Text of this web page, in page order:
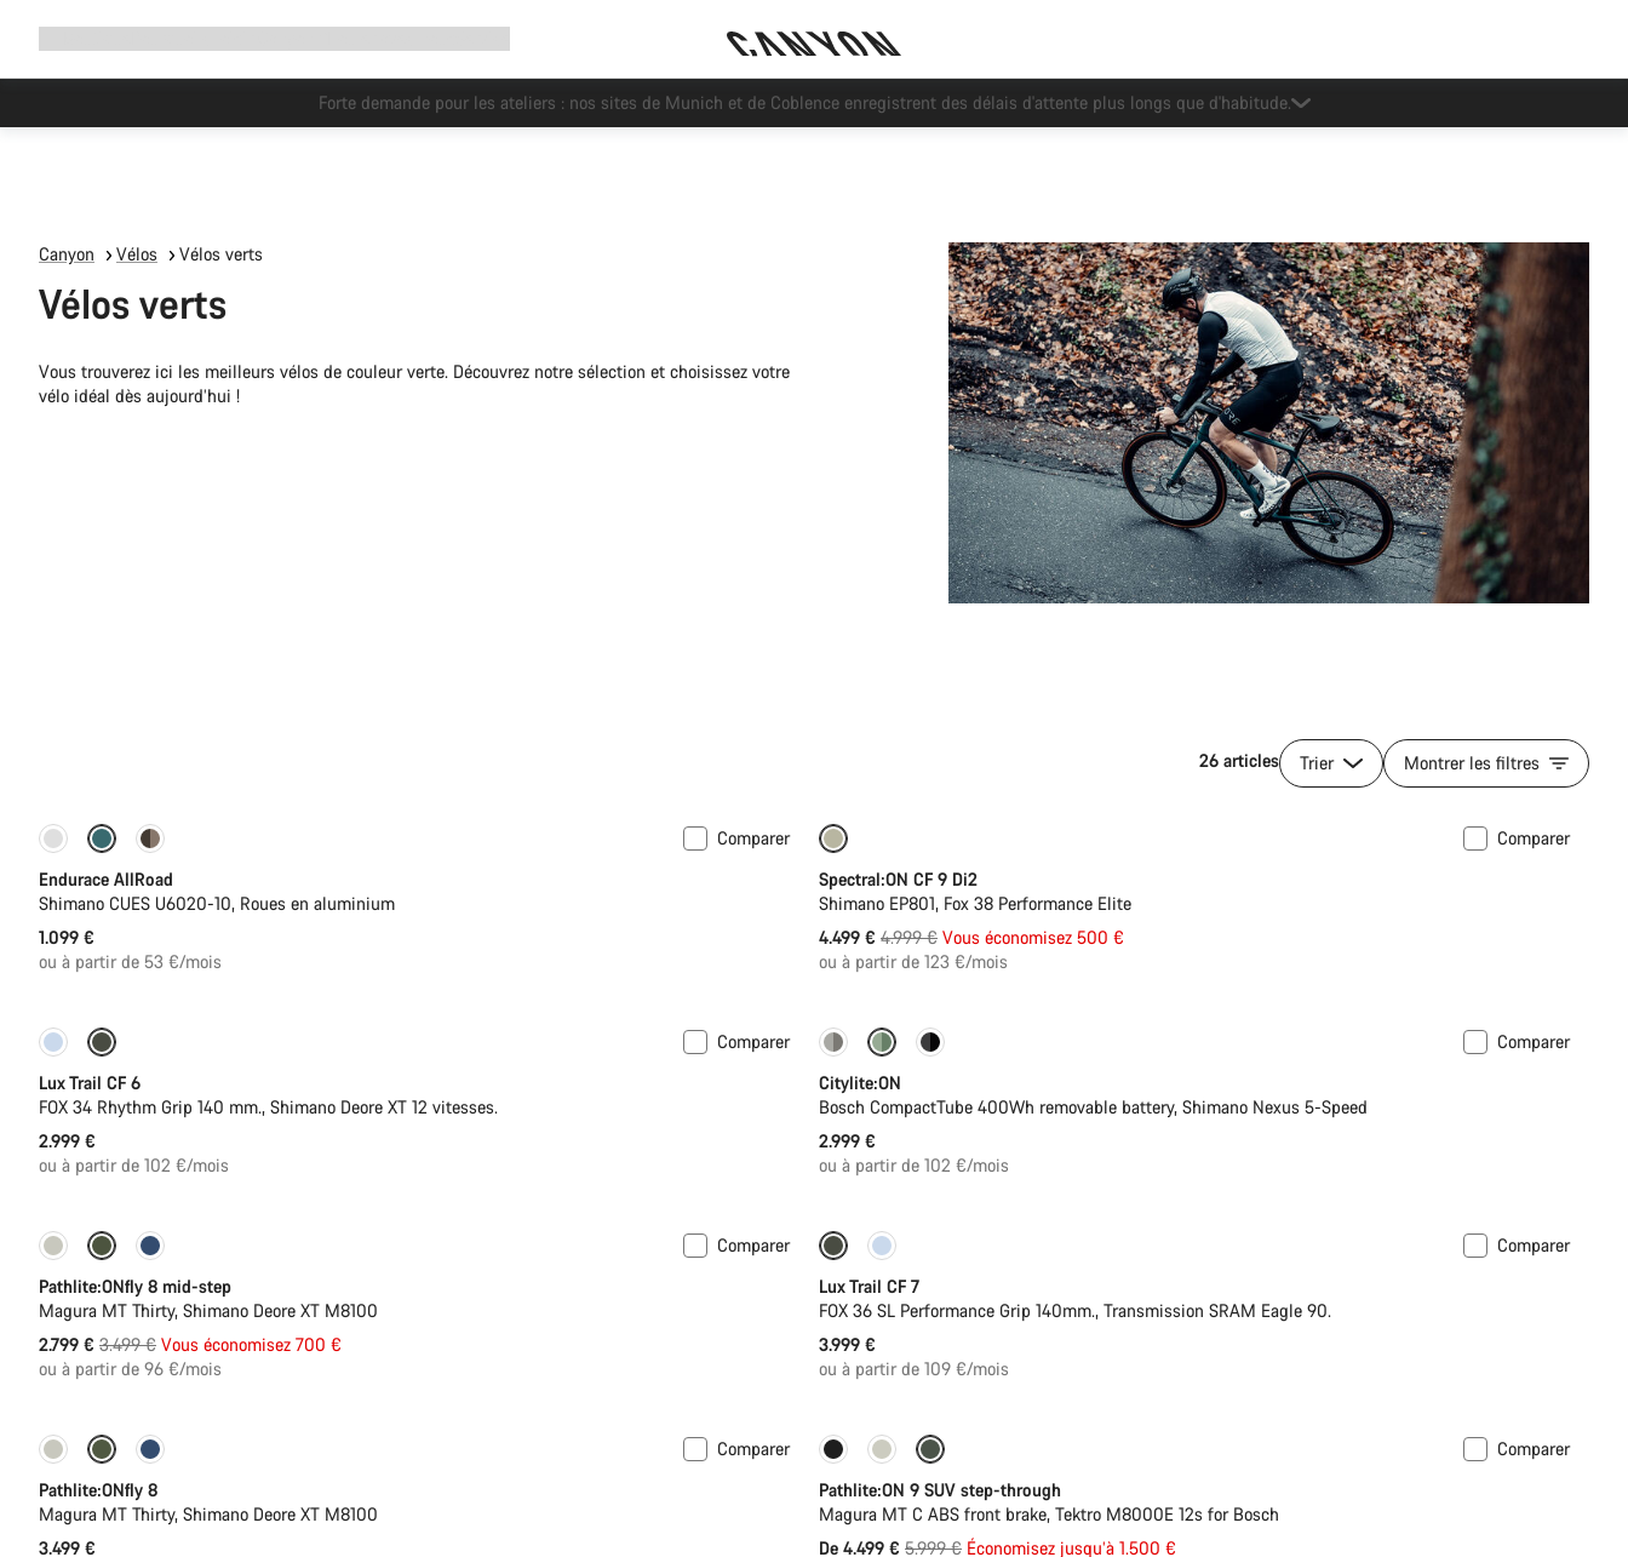
navigation
Vous pouvez désormais payer votre vélo Canyon en plusieurs mensualités avec Oney.
Canyon Vélos Vélos verts
Vélos verts
Vous trouverez ici les meilleurs vélos de couleur verte. Découvrez notre sélection et choisissez votre
vélo idéal dès aujourd’hui !
26 articles Trier Montrer les filtres
Entrée de gamme
Comparer
Endurace AllRoad
Shimano CUES U6020-10, Roues en aluminium
1.099 €
ou à partir de 53 €/mois
Comparer
Spectral:ON CF 9 Di2
Shimano EP801, Fox 38 Performance Elite
4.499 € Prix
4.999 € Vous économisez 500 €
ou à partir de 123 €/mois
Nouveau
Comparer
Lux Trail CF 6
FOX 34 Rhythm Grip 140 mm., Shimano Deore XT 12 vitesses.
2.999 €
ou à partir de 102 €/mois
Performance Line
Comparer
Citylite:ON
Bosch CompactTube 400Wh removable battery, Shimano Nexus 5-Speed
2.999 €
ou à partir de 102 €/mois
-20%
Comparer
Pathlite:ONfly 8 mid-step
Magura MT Thirty, Shimano Deore XT M8100
2.799 € Prix
3.499 € Vous économisez 700 €
ou à partir de 96 €/mois
Nouveau
Comparer
Lux Trail CF 7
FOX 36 SL Performance Grip 140mm., Transmission SRAM Eagle 90.
3.999 €
ou à partir de 109 €/mois
Comparer
Pathlite:ONfly 8
Magura MT Thirty, Shimano Deore XT M8100
3.499 €
-25%
Comparer
Pathlite:ON 9 SUV step-through
Magura MT C ABS front brake, Tektro M8000E 12s for Bosch
De 4.499 € Prix
5.999 € Économisez jusqu’à 1.500 €